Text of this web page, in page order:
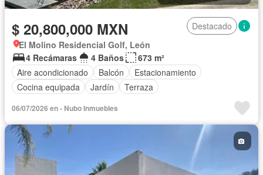
$ 20,800,000 MXN
Destacado
El Molino Residencial Golf, León
4 Recámaras
4 Baños
673 m²
Aire acondicionado
Balcón
Estacionamiento
Cocina equipada
Jardín Terraza
06/07/2026 en - Nubo Inmuebles